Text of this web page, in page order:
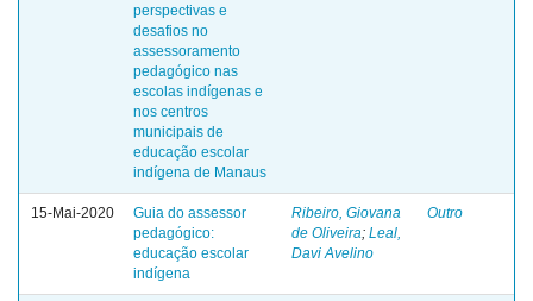
perspectivas e
desafios no
assessoramento
pedagógico nas
escolas indígenas e
nos centros
municipais de
educação escolar
indígena de Manaus
15-Mai-2020
Guia do assessor
pedagógico:
educação escolar
indígena
Ribeiro, Giovana
de Oliveira; Leal,
Davi Avelino
Outro